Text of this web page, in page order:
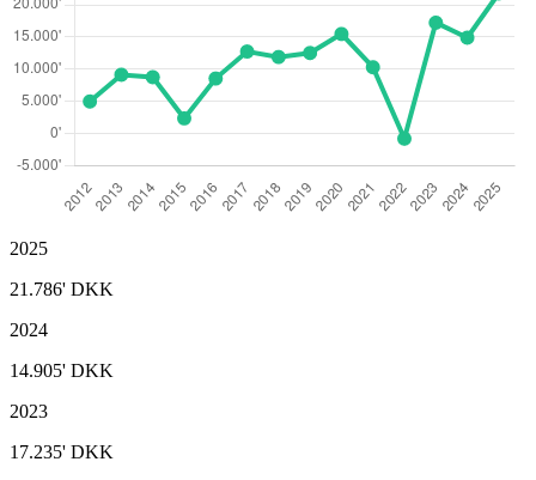
2025
21.786' DKK
2024
14.905' DKK
2023
17.235' DKK